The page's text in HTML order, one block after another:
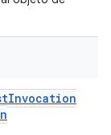
Invocation